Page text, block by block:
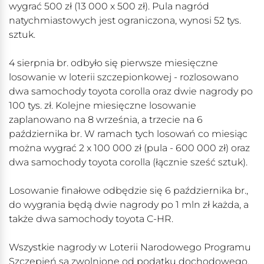
wygrać 500 zł (13 000 x 500 zł). Pula nagród
natychmiastowych jest ograniczona, wynosi 52 tys.
sztuk.
4 sierpnia br. odbyło się pierwsze miesięczne
losowanie w loterii szczepionkowej - rozlosowano
dwa samochody toyota corolla oraz dwie nagrody po
100 tys. zł. Kolejne miesięczne losowanie
zaplanowano na 8 września, a trzecie na 6
października br. W ramach tych losowań co miesiąc
można wygrać 2 x 100 000 zł (pula - 600 000 zł) oraz
dwa samochody toyota corolla (łącznie sześć sztuk).
Losowanie finałowe odbędzie się 6 października br.,
do wygrania będą dwie nagrody po 1 mln zł każda, a
także dwa samochody toyota C-HR.
Wszystkie nagrody w Loterii Narodowego Programu
Szczepień są zwolnione od podatku dochodowego,